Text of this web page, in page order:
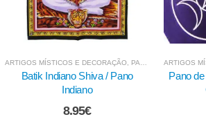
ARTIGOS MÍSTICOS E DECORAÇÃO, BARALHOS DE TAROT E ADIVINHAÇÃO
Pano de Lançamento de Tarot -
Círculo Pagão
29.95€
ARTIGOS
Pano